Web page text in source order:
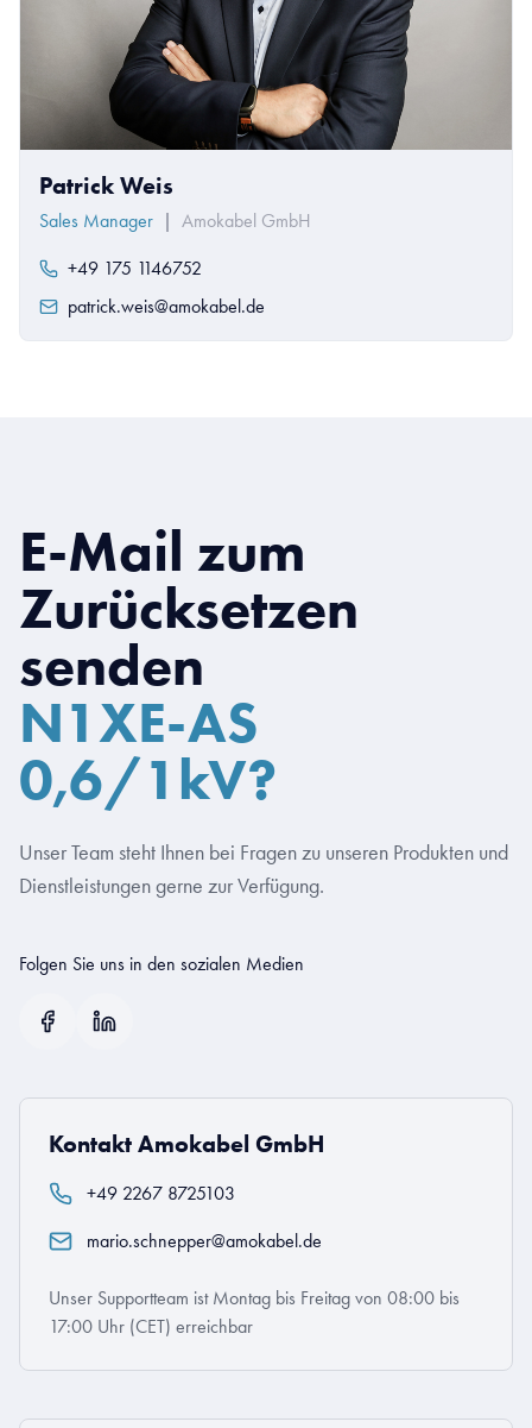
Patrick Weis
Sales Manager | Amokabel GmbH
+49 175 1146752
patrick.weis@amokabel.de
E-Mail zum
Zurücksetzen
senden
N1XE-AS
0,6/1kV?
Unser Team steht Ihnen bei Fragen zu unseren Produkten und
Dienstleistungen gerne zur Verfügung.
Folgen Sie uns in den sozialen Medien
Kontakt Amokabel GmbH
+49 2267 8725103
mario.schnepper@amokabel.de
Unser Supportteam ist Montag bis Freitag von 08:00 bis
17:00 Uhr (CET) erreichbar